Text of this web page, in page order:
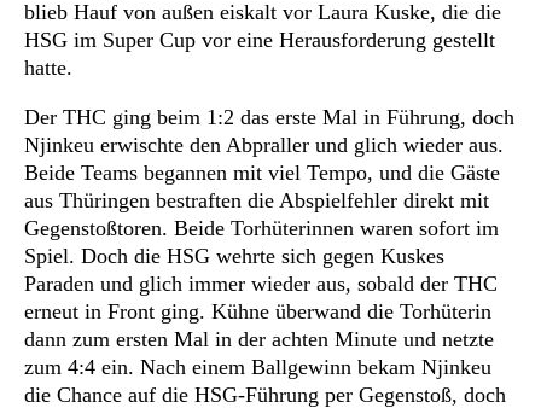
blieb Hauf von außen eiskalt vor Laura Kuske, die die
HSG im Super Cup vor eine Herausforderung gestellt
hatte.
Der THC ging beim 1:2 das erste Mal in Führung, doch
Njinkeu erwischte den Abpraller und glich wieder aus.
Beide Teams begannen mit viel Tempo, und die Gäste
aus Thüringen bestraften die Abspielfehler direkt mit
Gegenstoßtoren. Beide Torhüterinnen waren sofort im
Spiel. Doch die HSG wehrte sich gegen Kuskes
Paraden und glich immer wieder aus, sobald der THC
erneut in Front ging. Kühne überwand die Torhüterin
dann zum ersten Mal in der achten Minute und netzte
zum 4:4 ein. Nach einem Ballgewinn bekam Njinkeu
die Chance auf die HSG-Führung per Gegenstoß, doch